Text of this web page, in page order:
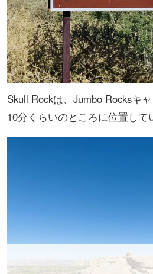
Skull Rockは、Jumbo Rocksキ
10分くらいのところに位置して